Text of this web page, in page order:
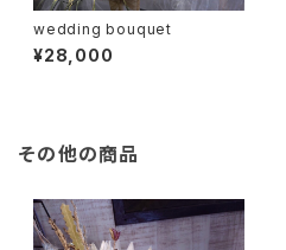
wedding bouquet
¥28,000
その他の商品